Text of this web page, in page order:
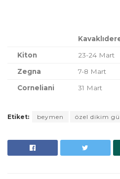
Kiton 23-24 Mart
Zegna 7-8 Mart
Corneliani 31 Mart
Etiket: beymen özel dikim